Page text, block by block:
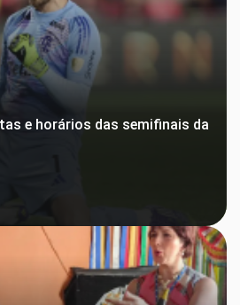
e horários das semifinais da